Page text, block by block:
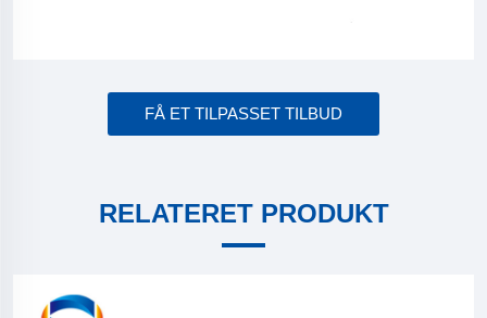
FÅ ET TILPASSET TILBUD
RELATERET PRODUKT